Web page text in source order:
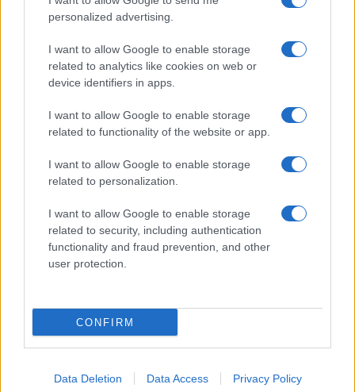
personalized advertising.
I want to allow Google to enable storage
related to analytics like cookies on web or
device identifiers in apps.
I want to allow Google to enable storage
related to functionality of the website or app.
I want to allow Google to enable storage
related to personalization.
I want to allow Google to enable storage
related to security, including authentication
functionality and fraud prevention, and other
user protection.
CONFIRM
Data Deletion Data Access Privacy Policy
Πανεπιστήμιο της Καλιφόρνιας στο Μπέρκλεϊ,
δήλωσε: «Θα μπορούσαμε να θέσουμε το
ερώτημα: υπάρχουν γενετικές παραλλαγές –
υπάρχουν μεταλλάξεις – που βρίσκονται σε πολύ
υψηλότερη συχνότητα, που έχουν αλλάξει τη
συχνότητά τους ειδικά στους Bajau σε σύγκριση
με άλλους πληθυσμούς;».
γονίδιο ονόματι PDE10A συσχετίζεται με το
μεγαλύτερο μέγεθος της σπλήνας των Bajau.
Το γονίδιο είναι συνήθως γνωστό για τη ρύθμιση
μιας θυρεοειδικής ορμόνης στα ποντίκια, η οποία
ελέγχει επίσης το μέγεθος της σπλήνας.
θαυμάσιο παράδειγμα για το πώς οι άνθρωποι
μπορούν να προσαρμοστούν στο τοπικό τους
περιβάλλον, αλλά μπορεί να υπάρχει κάποιο
ενδιαφέρον για την κατανόηση των